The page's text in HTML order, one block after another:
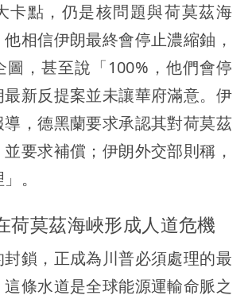
卡點，仍是核問題與荷莫茲海
相信伊朗最終會停止濃縮鈾，
圖，甚至說「100%，他們會停
新反提案並未讓華府滿意。伊
，德黑蘭要求承認其對荷莫茲
要求補償；伊朗外交部則稱，
。
荷莫茲海峽形成人道危機
鎖，正成為川普必須處理的最
條水道是全球能源運輸命脈之